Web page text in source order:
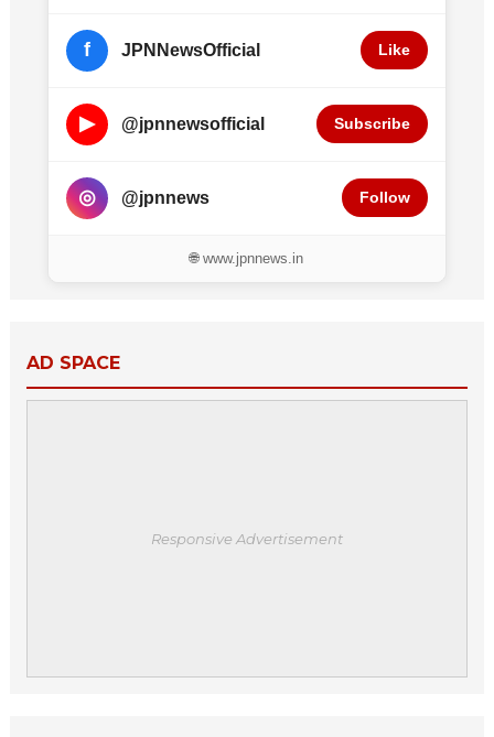
f JPNNewsOfficial Like
▶ @jpnnewsofficial Subscribe
◎ @jpnnews Follow
🌐 www.jpnnews.in
AD SPACE
Responsive Advertisement